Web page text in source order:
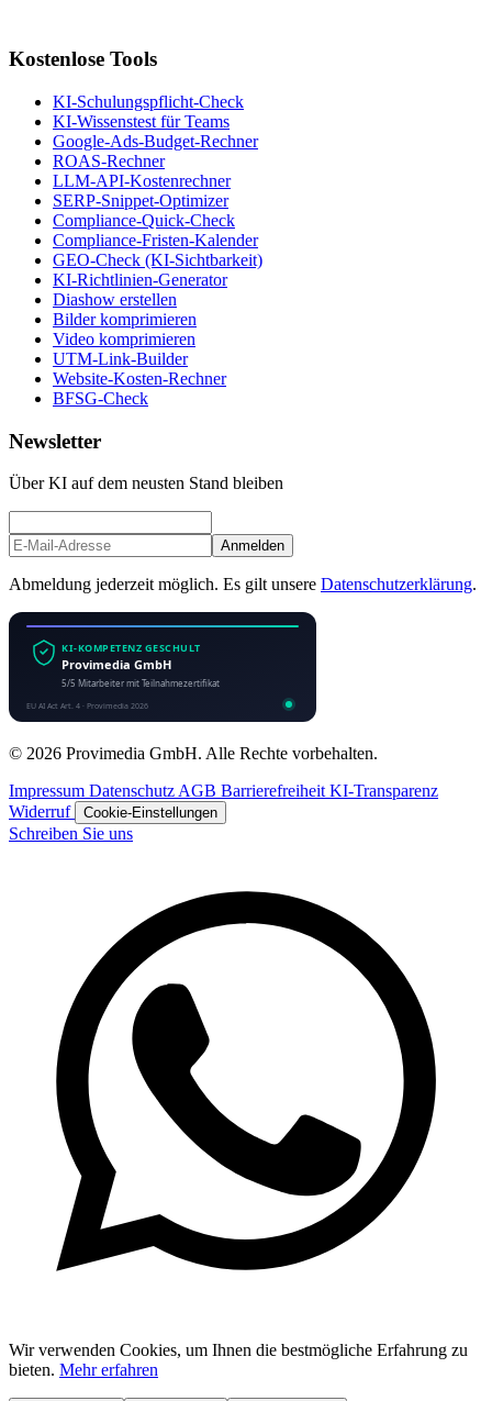
Kostenlose Tools
KI-Schulungspflicht-Check
KI-Wissenstest für Teams
Google-Ads-Budget-Rechner
ROAS-Rechner
LLM-API-Kostenrechner
SERP-Snippet-Optimizer
Compliance-Quick-Check
Compliance-Fristen-Kalender
GEO-Check (KI-Sichtbarkeit)
KI-Richtlinien-Generator
Diashow erstellen
Bilder komprimieren
Video komprimieren
UTM-Link-Builder
Website-Kosten-Rechner
BFSG-Check
Newsletter
Über KI auf dem neusten Stand bleiben
Anmelden
Abmeldung jederzeit möglich. Es gilt unsere Datenschutzerklärung.
© 2026 Provimedia GmbH. Alle Rechte vorbehalten.
Impressum Datenschutz AGB Barrierefreiheit KI-Transparenz
Widerruf
Cookie-Einstellungen
Schreiben Sie uns
Wir verwenden Cookies, um Ihnen die bestmögliche Erfahrung zu
bieten. Mehr erfahren